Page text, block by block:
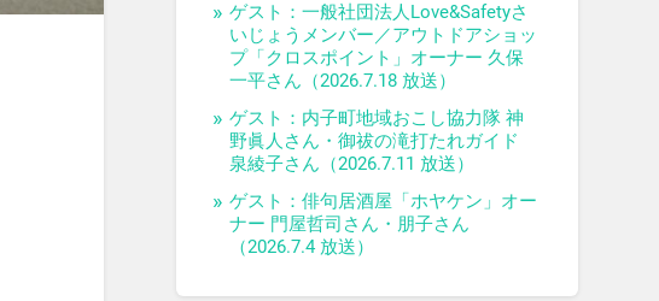
ゲスト：一般社団法人Love&Safetyさ
いじょうメンバー／アウトドアショッ
プ「クロスポイント」オーナー 久保
一平さん（2026.7.18 放送）
ゲスト：内子町地域おこし協力隊 神
野眞人さん・御祓の滝打たれガイド
泉綾子さん（2026.7.11 放送）
ゲスト：俳句居酒屋「ホヤケン」オー
ナー 門屋哲司さん・朋子さん
（2026.7.4 放送）